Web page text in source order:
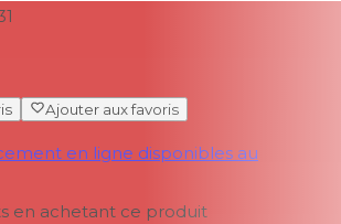
Ajouter aux favoris
en ligne disponibles au
en achetant ce produit